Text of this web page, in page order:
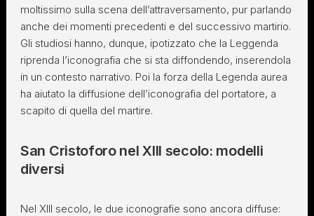
moltissimo sulla scena dell’attraversamento, pur parlando
anche dei momenti precedenti e del successivo martirio.
Gli studiosi hanno, dunque, ipotizzato che la Leggenda
riprenda l’iconografia che si sta diffondendo, inserendola
in un contesto narrativo. Poi la forza della Legenda aurea
ha aiutato la diffusione dell’iconografia del portatore, a
scapito di quella del martire.
San Cristoforo nel XIII secolo: modelli
diversi
Nel XIII secolo, le due iconografie sono ancora diffuse: